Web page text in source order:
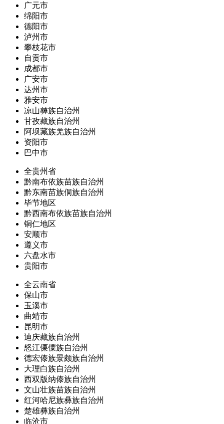
广元市
绵阳市
德阳市
泸州市
攀枝花市
自贡市
成都市
广安市
达州市
雅安市
凉山彝族自治州
甘孜藏族自治州
阿坝藏族羌族自治州
资阳市
巴中市
全贵州省
黔南布依族苗族自治州
黔东南苗族侗族自治州
毕节地区
黔西南布依族苗族自治州
铜仁地区
安顺市
遵义市
六盘水市
贵阳市
全云南省
保山市
玉溪市
曲靖市
昆明市
迪庆藏族自治州
怒江傈僳族自治州
德宏傣族景颇族自治州
大理白族自治州
西双版纳傣族自治州
文山壮族苗族自治州
红河哈尼族彝族自治州
楚雄彝族自治州
临沧市